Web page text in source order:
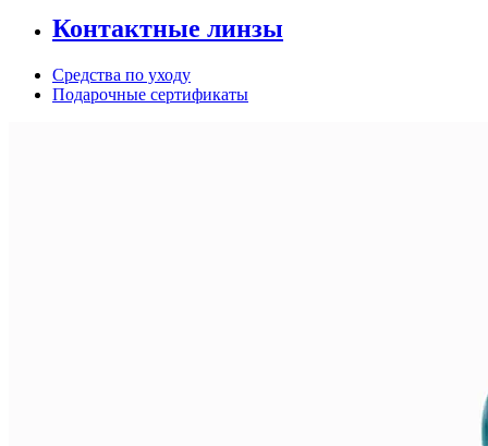
Контактные линзы
Средства по уходу
Подарочные сертификаты